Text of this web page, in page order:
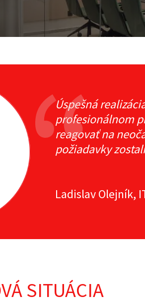
Úspešná
profesionálnom
reagovať na
požiadavky
Ladislav Olejník,
SITUÁCIA